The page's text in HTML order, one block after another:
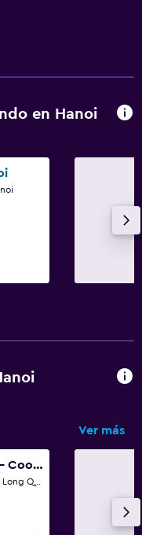
en Hanoi
Ver más
The Little Hanoi - Cool Apartment - Lakeside